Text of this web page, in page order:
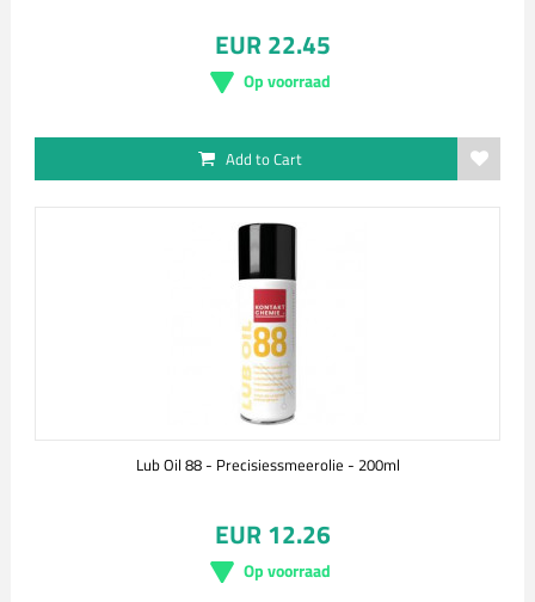
EUR 22.45
Op voorraad
Add to Cart
Lub Oil 88 - Precisiessmeerolie - 200ml
EUR 12.26
Op voorraad